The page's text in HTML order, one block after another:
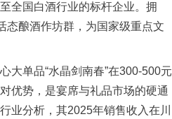
全国白酒行业的标杆企业。拥
态酿酒作坊群，为国家级重点文
大单品“水晶剑南春”在300-500元
优势，是宴席与礼品市场的硬通
业分析，其2025年销售收入在川